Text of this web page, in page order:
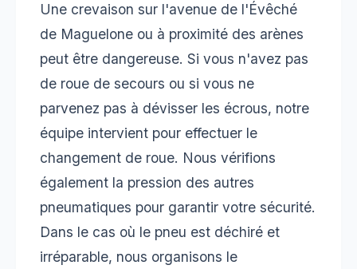
Une crevaison sur l'avenue de l'Évêché
de Maguelone ou à proximité des arènes
peut être dangereuse. Si vous n'avez pas
de roue de secours ou si vous ne
parvenez pas à dévisser les écrous, notre
équipe intervient pour effectuer le
changement de roue. Nous vérifions
également la pression des autres
pneumatiques pour garantir votre sécurité.
Dans le cas où le pneu est déchiré et
irréparable, nous organisons le